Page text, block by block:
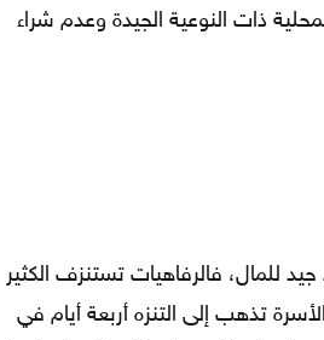
ذات النوعية الجيدة وعدم شراء
للمال، فالرفاهيات تستنزف الكثير
تذهب إلى التنزه أربعة أيام في